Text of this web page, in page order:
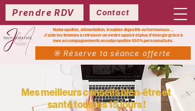
Prendre RDV Contact
Naturopathie, alimentation, troubles digestifs ou hormonaux ...
J’aide les femmes à retrouver un ventre apaisé et plus d’énergie grâce à
mesaccompagnements en naturopathie 100% personnalisés.
🎯 Réserve ta séance offerte
Mes meilleurs conseils bien-être et
santé tous les 15 jours !